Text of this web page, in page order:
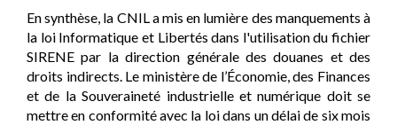
En synthèse, la CNIL a mis en lumière des manquements à
la loi Informatique et Libertés dans l'utilisation du fichier
SIRENE par la direction générale des douanes et des
droits indirects. Le ministère de l’Économie, des Finances
et de la Souveraineté industrielle et numérique doit se
mettre en conformité avec la loi dans un délai de six mois